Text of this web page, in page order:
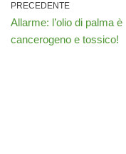
PRECEDENTE
Allarme: l’olio di palma è
cancerogeno e tossico!